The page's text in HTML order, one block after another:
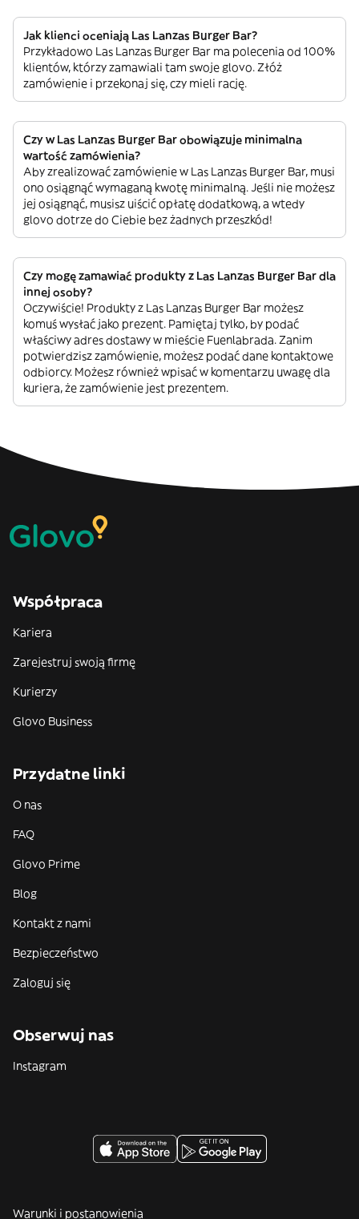
Jak klienci oceniają Las Lanzas Burger Bar?
Przykładowo Las Lanzas Burger Bar ma polecenia od 100%
klientów, którzy zamawiali tam swoje glovo. Złóż
zamówienie i przekonaj się, czy mieli rację.
Czy w Las Lanzas Burger Bar obowiązuje minimalna
wartość zamówienia?
Aby zrealizować zamówienie w Las Lanzas Burger Bar, musi
ono osiągnąć wymaganą kwotę minimalną. Jeśli nie możesz
jej osiągnąć, musisz uiścić opłatę dodatkową, a wtedy
glovo dotrze do Ciebie bez żadnych przeszkód!
Czy mogę zamawiać produkty z Las Lanzas Burger Bar dla
innej osoby?
Oczywiście! Produkty z Las Lanzas Burger Bar możesz
komuś wysłać jako prezent. Pamiętaj tylko, by podać
właściwy adres dostawy w mieście Fuenlabrada. Zanim
potwierdzisz zamówienie, możesz podać dane kontaktowe
odbiorcy. Możesz również wpisać w komentarzu uwagę dla
kuriera, że zamówienie jest prezentem.
Współpraca
Kariera
Zarejestruj swoją firmę
Kurierzy
Glovo Business
Przydatne linki
O nas
FAQ
Glovo Prime
Blog
Kontakt z nami
Bezpieczeństwo
Zaloguj się
Obserwuj nas
Instagram
Warunki i postanowienia